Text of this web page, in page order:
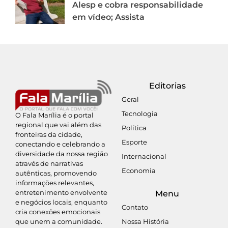
Alesp e cobra responsabilidade
em vídeo; Assista
O Fala Marília é o portal
regional que vai além das
fronteiras da cidade,
conectando e celebrando a
diversidade da nossa região
através de narrativas
autênticas, promovendo
informações relevantes,
entretenimento envolvente
e negócios locais, enquanto
cria conexões emocionais
que unem a comunidade.
Editorias
Geral
Tecnologia
Política
Esporte
Internacional
Economia
Menu
Contato
Nossa História